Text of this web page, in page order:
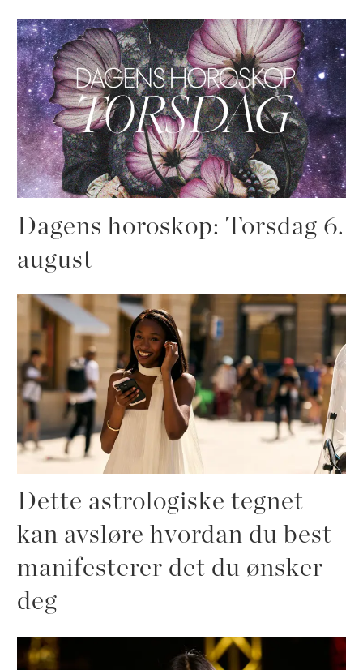
Dagens horoskop: Torsdag 6.
august
Dette astrologiske tegnet
kan avsløre hvordan du best
manifesterer det du ønsker
deg